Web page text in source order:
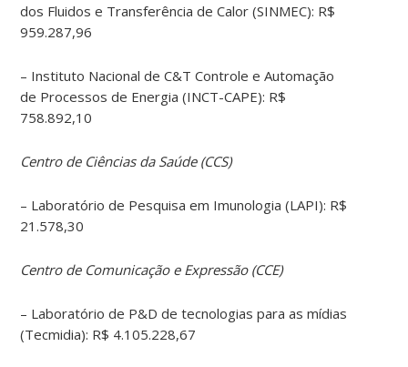
dos Fluidos e Transferência de Calor (SINMEC): R$
959.287,96
– Instituto Nacional de C&T Controle e Automação
de Processos de Energia (INCT-CAPE): R$
758.892,10
Centro de Ciências da Saúde (CCS)
– Laboratório de Pesquisa em Imunologia (LAPI): R$
21.578,30
Centro de Comunicação e Expressão (CCE)
– Laboratório de P&D de tecnologias para as mídias
(Tecmidia): R$ 4.105.228,67